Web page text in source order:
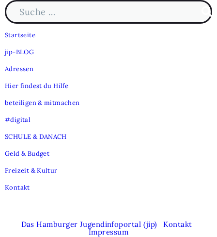
Suche nach:
Startseite
jip-BLOG
Adressen
Hier findest du Hilfe
beteiligen & mitmachen
#digital
SCHULE & DANACH
Geld & Budget
Freizeit & Kultur
Kontakt
Das Hamburger Jugendinfoportal (jip)
Kontakt
Impressum